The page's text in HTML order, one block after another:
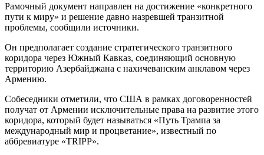
Рамочный документ направлен на достижение «конкретного
пути к миру» и решение давно назревшей транзитной
проблемы, сообщили источники.
Он предполагает создание стратегического транзитного
коридора через Южный Кавказ, соединяющий основную
территорию Азербайджана с нахичеванским анклавом через
Армению.
Собеседники отметили, что США в рамках договоренностей
получат от Армении исключительные права на развитие этого
коридора, который будет называться «Путь Трампа за
международный мир и процветание», известный по
аббревиатуре «TRIPP».